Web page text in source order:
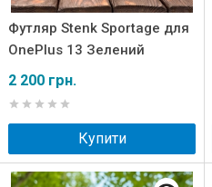
Футляр Stenk Sportage для
OnePlus 13 Зелений
2 200 грн.
Купити